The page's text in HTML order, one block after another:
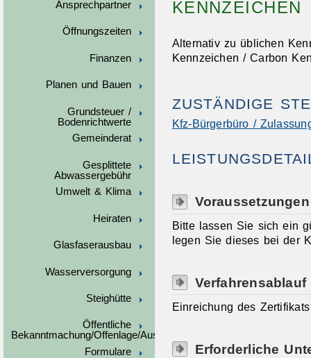
Ansprechpartner
Öffnungszeiten
Finanzen
Planen und Bauen
Grundsteuer /
Bodenrichtwerte
Gemeinderat
Gesplittete
Abwassergebühr
Umwelt & Klima
Heiraten
Glasfaserausbau
Wasserversorgung
Steighütte
Öffentliche
Bekanntmachung/Offenlage/Ausschreibungen
Formulare
KENNZEICHEN
Alternativ zu üblichen
Kennzeichen / Carbon
ZUSTÄNDIGE
Kfz-Bürgerbüro /
Voraussetzungen
Bitte lassen Sie sich ein
legen Sie dieses bei der
Verfahrensablauf
Einreichung des
Erforderliche